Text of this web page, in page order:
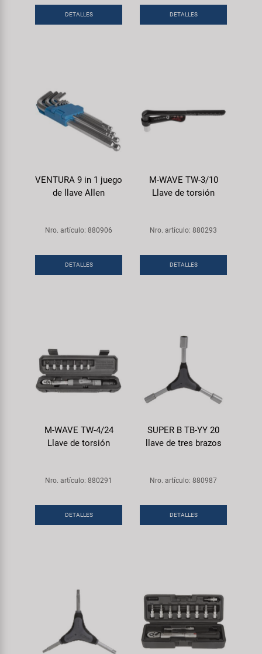
DETALLES DETALLES
VENTURA 9 in 1 juego
de llave Allen
Nro. artículo: 880906
DETALLES
M-WAVE TW-3/10
Llave de torsión
Nro. artículo: 880293
DETALLES
M-WAVE TW-4/24
Llave de torsión
Nro. artículo: 880291
DETALLES
SUPER B TB-YY 20
llave de tres brazos
Nro. artículo: 880987
DETALLES